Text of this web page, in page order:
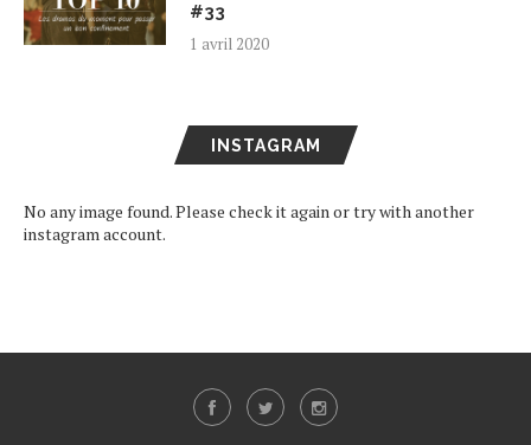
#33
1 avril 2020
INSTAGRAM
No any image found. Please check it again or try with another
instagram account.